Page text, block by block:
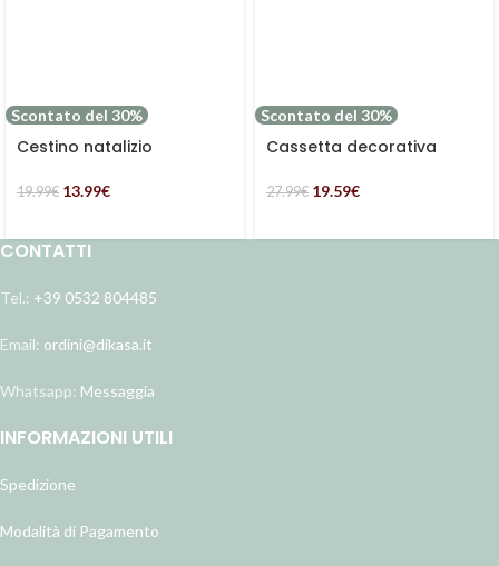
Scontato del 30%
Cestino natalizio
pioppo
19.99€ 13.99€
Scontato del 30%
Cassetta decorativa
27.99€ 19.59€
CONTATTI
Tel.: +39 0532 804485
Email: ordini@dikasa.it
Whatsapp: Messaggia
INFORMAZIONI UTILI
Spedizione
Modalità di Pagamento